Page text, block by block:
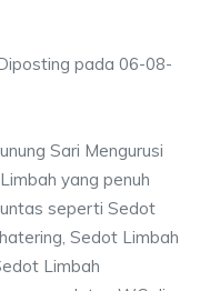
pada 06-08-
Sari Mengurusi
yang penuh
seperti Sedot
Sedot Limbah
Limbah